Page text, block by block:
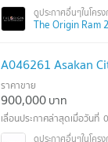
The Origin Ram
A046261 Asakan
ราคาขาย
900,000บาท